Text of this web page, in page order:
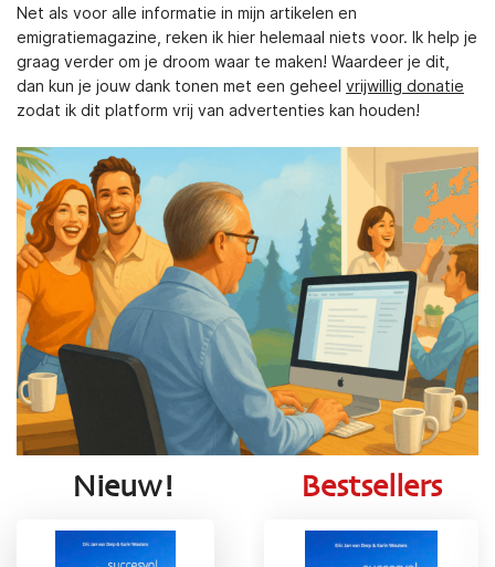
Net als voor alle informatie in mijn artikelen en
emigratiemagazine, reken ik hier helemaal niets voor. Ik help je
graag verder om je droom waar te maken! Waardeer je dit,
dan kun je jouw dank tonen met een geheel vrijwillig donatie
zodat ik dit platform vrij van advertenties kan houden!
Nieuw! Bestsellers